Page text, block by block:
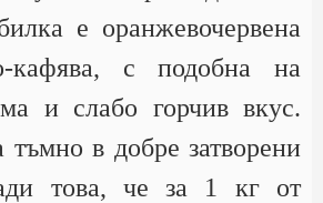
е оранжевочервена
кафява, с подобна на
и слабо горчив вкус.
тъмно в добре затворени
това, че за 1 кг от